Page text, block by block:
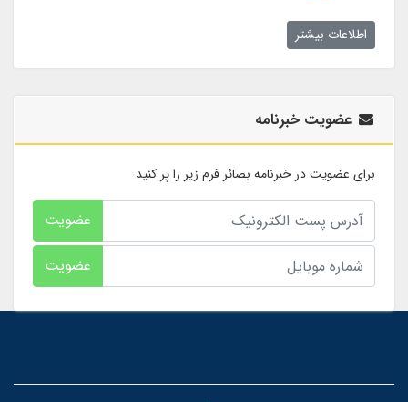
اطلاعات بیشتر
عضویت خبرنامه
برای عضویت در خبرنامه بصائر فرم زیر را پر کنید
عضویت
عضویت